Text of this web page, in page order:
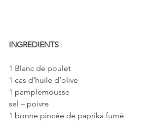
INGREDIENTS :
1 Blanc de poulet
1 cas d’huile d’olive
1 pamplemousse
sel – poivre
1 bonne pincée de paprika fumé